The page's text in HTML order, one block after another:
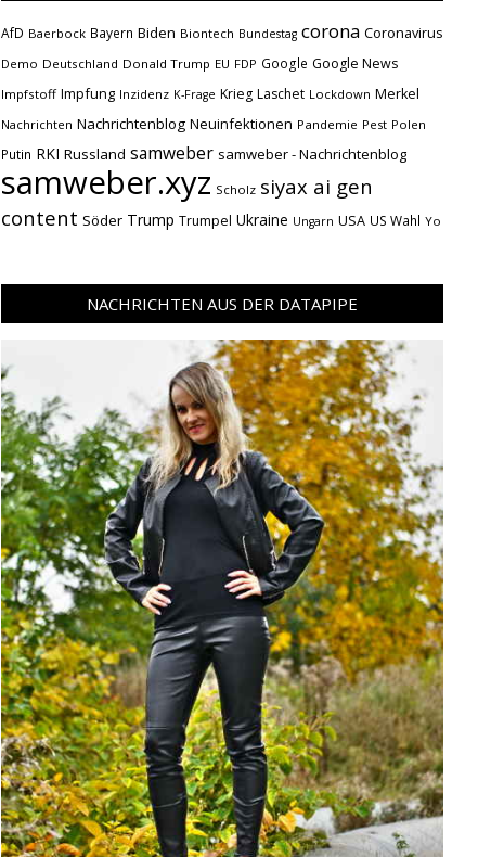
AfD Baerbock Bayern Biden Biontech Bundestag corona Coronavirus
Demo Deutschland Donald Trump EU FDP Google Google News
Impfstoff Impfung Inzidenz K-Frage Krieg Laschet Lockdown Merkel
Nachrichten Nachrichtenblog Neuinfektionen Pandemie Pest Polen
Putin RKI Russland samweber samweber - Nachrichtenblog
samweber.xyz Scholz siyax ai gen
content Söder Trump Trumpel Ukraine Ungarn USA US Wahl Yo
NACHRICHTEN AUS DER DATAPIPE